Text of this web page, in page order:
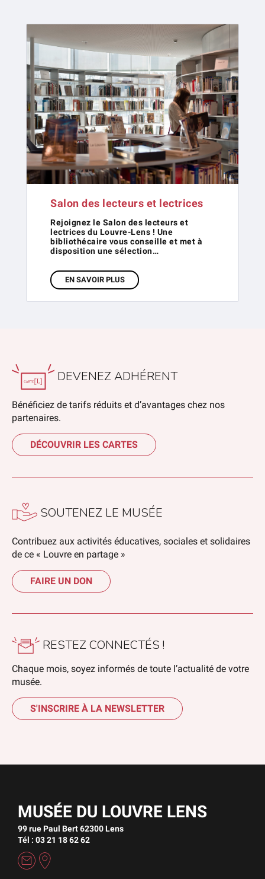
Salon des lecteurs et lectrices
Rejoignez le Salon des lecteurs et
lectrices du Louvre-Lens ! Une
bibliothécaire vous conseille et met à
disposition une sélection…
EN SAVOIR PLUS
DEVENEZ ADHÉRENT
Bénéficiez de tarifs réduits et d’avantages chez nos
partenaires.
DÉCOUVRIR LES CARTES
SOUTENEZ LE MUSÉE
Contribuez aux activités éducatives, sociales et solidaires
de ce « Louvre en partage »
FAIRE UN DON
RESTEZ CONNECTÉS !
Chaque mois, soyez informés de toute l’actualité de votre
musée.
S'INSCRIRE À LA NEWSLETTER
MUSÉE DU LOUVRE LENS
99 rue Paul Bert 62300 Lens
Tél : 03 21 18 62 62